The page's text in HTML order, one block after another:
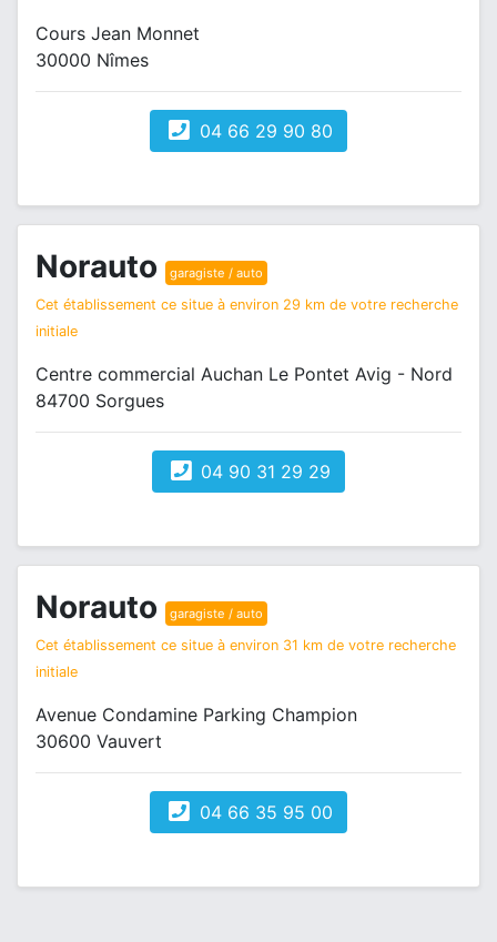
Cours Jean Monnet
30000 Nîmes
04 66 29 90 80
Norauto garagiste / auto
Cet établissement ce situe à environ 29 km de votre recherche
initiale
Centre commercial Auchan Le Pontet Avig - Nord
84700 Sorgues
04 90 31 29 29
Norauto garagiste / auto
Cet établissement ce situe à environ 31 km de votre recherche
initiale
Avenue Condamine Parking Champion
30600 Vauvert
04 66 35 95 00